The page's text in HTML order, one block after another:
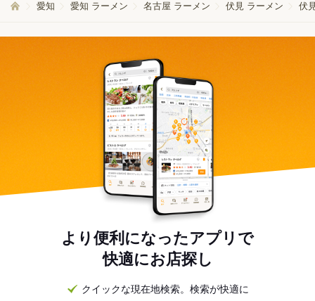
愛知 愛知 ラーメン 名古屋 ラーメン 伏見 ラーメン 伏
より便利になったアプリで
快適にお店探し
クイックな現在地検索。検索が快適に